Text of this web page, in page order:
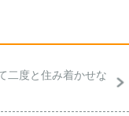
二度と住み着かせな